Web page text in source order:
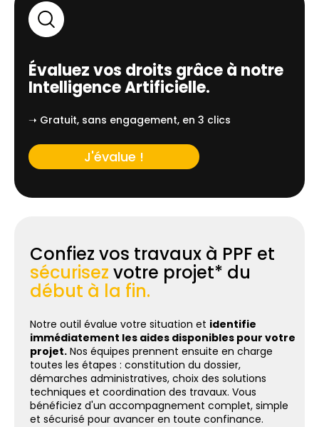
Évaluez vos droits grâce à notre
Intelligence Artificielle.
➝ Gratuit, sans engagement, en 3 clics
J'évalue !
Confiez vos travaux à PPF et
sécurisez votre projet* du
début à la fin.
Notre outil évalue votre situation et identifie
immédiatement les aides disponibles pour votre
projet. Nos équipes prennent ensuite en charge
toutes les étapes : constitution du dossier,
démarches administratives, choix des solutions
techniques et coordination des travaux. Vous
bénéficiez d'un accompagnement complet, simple
et sécurisé pour avancer en toute confinance.